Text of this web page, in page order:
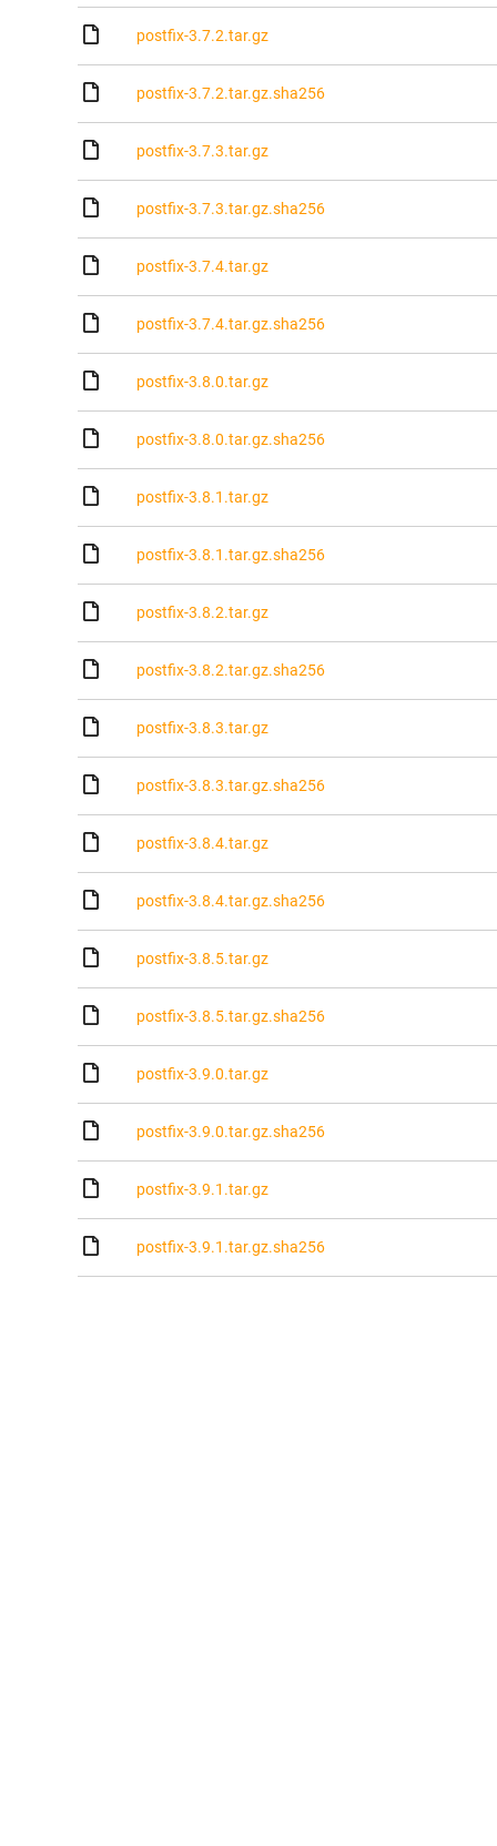
postfix-3.7.2.tar.gz
postfix-3.7.2.tar.gz.sha256
postfix-3.7.3.tar.gz
postfix-3.7.3.tar.gz.sha256
postfix-3.7.4.tar.gz
postfix-3.7.4.tar.gz.sha256
postfix-3.8.0.tar.gz
postfix-3.8.0.tar.gz.sha256
postfix-3.8.1.tar.gz
postfix-3.8.1.tar.gz.sha256
postfix-3.8.2.tar.gz
postfix-3.8.2.tar.gz.sha256
postfix-3.8.3.tar.gz
postfix-3.8.3.tar.gz.sha256
postfix-3.8.4.tar.gz
postfix-3.8.4.tar.gz.sha256
postfix-3.8.5.tar.gz
postfix-3.8.5.tar.gz.sha256
postfix-3.9.0.tar.gz
postfix-3.9.0.tar.gz.sha256
postfix-3.9.1.tar.gz
postfix-3.9.1.tar.gz.sha256